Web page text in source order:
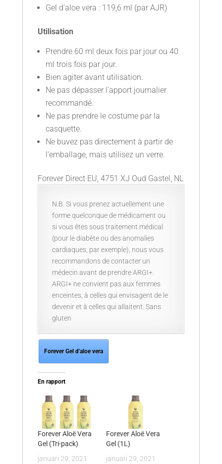
Gel d'aloe vera : 119,6 ml (par AJR)
Utilisation
Prendre 60 ml deux fois par jour ou 40
ml trois fois par jour.
Bien agiter avant utilisation.
Ne pas dépasser l'apport journalier
recommandé.
Ne pas prendre le costume par la
casquette.
Ne buvez pas directement à partir de
l'emballage, mais utilisez un verre.
Forever Direct EU, 4751 XJ Oud Gastel, NL
N.B. Si vous prenez actuellement une
forme quelconque de médicament ou
si vous êtes sous traitement médical
(pour le diabète ou des anomalies
cardiaques, par exemple), nous vous
recommandons de contacter un
médecin avant de prendre ARGI+.
ARGI+ ne convient pas aux femmes
enceintes, à celles qui envisagent de le
devenir et à celles qui allaitent. Sans
gluten
Forever Gel d'aloe vera
En rapport
Forever Aloë Vera
Gel (Tri-pack)
januari 29, 2021
Forever Aloë Vera
Gel (1L)
januari 29, 2021